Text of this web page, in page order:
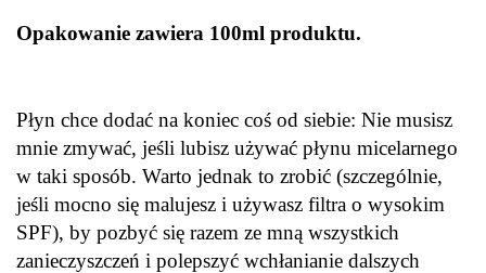
Opakowanie zawiera 100ml produktu.
Płyn chce dodać na koniec coś od siebie: Nie musisz
mnie zmywać, jeśli lubisz używać płynu micelarnego
w taki sposób. Warto jednak to zrobić (szczególnie,
jeśli mocno się malujesz i używasz filtra o wysokim
SPF), by pozbyć się razem ze mną wszystkich
zanieczyszczeń i polepszyć wchłanianie dalszych